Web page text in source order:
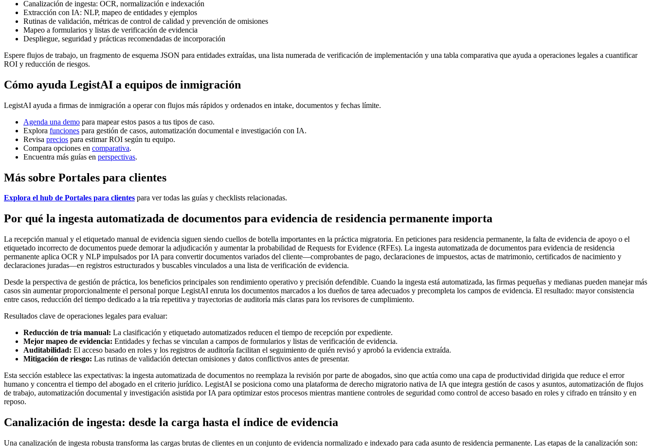
Canalización de ingesta: OCR, normalización e indexación
Extracción con IA: NLP, mapeo de entidades y ejemplos
Rutinas de validación, métricas de control de calidad y prevención de omisiones
Mapeo a formularios y listas de verificación de evidencia
Despliegue, seguridad y prácticas recomendadas de incorporación
Espere flujos de trabajo, un fragmento de esquema JSON para entidades extraídas, una lista numerada de verificación de implementación y una tabla comparativa que ayuda a operaciones legales a cuantificar
ROI y reducción de riesgos.
Cómo ayuda LegistAI a equipos de inmigración
LegistAI ayuda a firmas de inmigración a operar con flujos más rápidos y ordenados en intake, documentos y fechas límite.
Agenda una demo para mapear estos pasos a tus tipos de caso.
Explora funciones para gestión de casos, automatización documental e investigación con IA.
Revisa precios para estimar ROI según tu equipo.
Compara opciones en comparativa.
Encuentra más guías en perspectivas.
Más sobre Portales para clientes
Explora el hub de Portales para clientes para ver todas las guías y checklists relacionadas.
Por qué la ingesta automatizada de documentos para evidencia de residencia permanente importa
La recepción manual y el etiquetado manual de evidencia siguen siendo cuellos de botella importantes en la práctica migratoria. En peticiones para residencia permanente, la falta de evidencia de apoyo o el
etiquetado incorrecto de documentos puede demorar la adjudicación y aumentar la probabilidad de Requests for Evidence (RFEs). La ingesta automatizada de documentos para evidencia de residencia
permanente aplica OCR y NLP impulsados por IA para convertir documentos variados del cliente—comprobantes de pago, declaraciones de impuestos, actas de matrimonio, certificados de nacimiento y
declaraciones juradas—en registros estructurados y buscables vinculados a una lista de verificación de evidencia.
Desde la perspectiva de gestión de práctica, los beneficios principales son rendimiento operativo y precisión defendible. Cuando la ingesta está automatizada, las firmas pequeñas y medianas pueden manejar más
casos sin aumentar proporcionalmente el personal porque LegistAI enruta los documentos marcados a los dueños de tarea adecuados y precompleta los campos de evidencia. El resultado: mayor consistencia
entre casos, reducción del tiempo dedicado a la tría repetitiva y trayectorias de auditoría más claras para los revisores de cumplimiento.
Resultados clave de operaciones legales para evaluar:
Reducción de tría manual: La clasificación y etiquetado automatizados reducen el tiempo de recepción por expediente.
Mejor mapeo de evidencia: Entidades y fechas se vinculan a campos de formularios y listas de verificación de evidencia.
Auditabilidad: El acceso basado en roles y los registros de auditoría facilitan el seguimiento de quién revisó y aprobó la evidencia extraída.
Mitigación de riesgo: Las rutinas de validación detectan omisiones y datos conflictivos antes de presentar.
Esta sección establece las expectativas: la ingesta automatizada de documentos no reemplaza la revisión por parte de abogados, sino que actúa como una capa de productividad dirigida que reduce el error
humano y concentra el tiempo del abogado en el criterio jurídico. LegistAI se posiciona como una plataforma de derecho migratorio nativa de IA que integra gestión de casos y asuntos, automatización de flujos
de trabajo, automatización documental y investigación asistida por IA para optimizar estos procesos mientras mantiene controles de seguridad como control de acceso basado en roles y cifrado en tránsito y en
reposo.
Canalización de ingesta: desde la carga hasta el índice de evidencia
Una canalización de ingesta robusta transforma las cargas brutas de clientes en un conjunto de evidencia normalizado e indexado para cada asunto de residencia permanente. Las etapas de la canalización son: